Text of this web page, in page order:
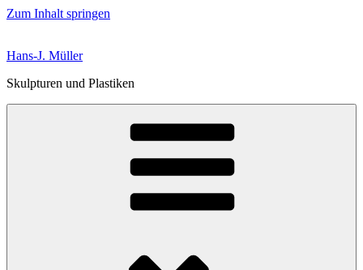
Zum Inhalt springen
Hans-J. Müller
Skulpturen und Plastiken